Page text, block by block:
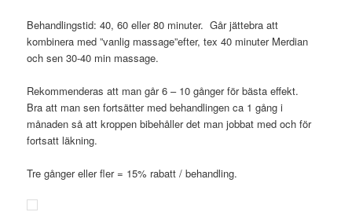
Behandlingstid: 40, 60 eller 80 minuter. Går jättebra att
kombinera med ”vanlig massage”efter, tex 40 minuter Merdian
och sen 30-40 min massage.
Rekommenderas att man går 6 – 10 gånger för bästa effekt.
Bra att man sen fortsätter med behandlingen ca 1 gång i
månaden så att kroppen bibehåller det man jobbat med och för
fortsatt läkning.
Tre gånger eller fler = 15% rabatt / behandling.